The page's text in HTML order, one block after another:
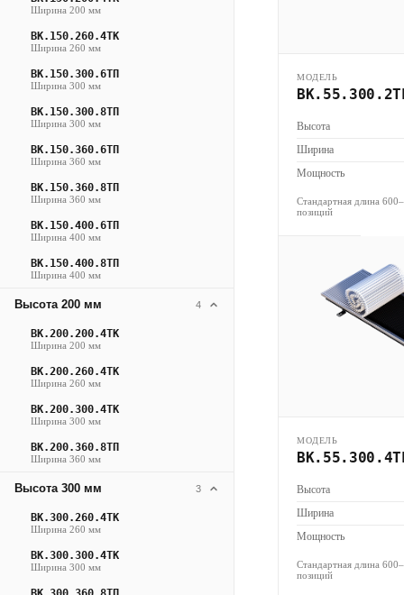
Ширина 200 мм
ВК.150.260.4ТК
Ширина 260 мм
ВК.150.300.6ТП
Ширина 300 мм
ВК.150.300.8ТП
Ширина 300 мм
ВК.150.360.6ТП
Ширина 360 мм
ВК.150.360.8ТП
Ширина 360 мм
ВК.150.400.6ТП
Ширина 400 мм
ВК.150.400.8ТП
Ширина 400 мм
Высота 200 мм 4
ВК.200.200.4ТК
Ширина 200 мм
ВК.200.260.4ТК
Ширина 260 мм
ВК.200.300.4ТК
Ширина 300 мм
ВК.200.360.8ТП
Ширина 360 мм
Высота 300 мм 3
ВК.300.260.4ТК
Ширина 260 мм
ВК.300.300.4ТК
Ширина 300 мм
МОДЕЛЬ
Высота
Ширина
Мощность
Стандартная длина
позиций
МОДЕЛЬ
Высота
Ширина
Мощность
Стандартная длина
позиций